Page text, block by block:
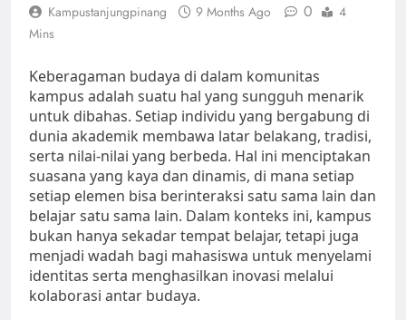
Kampustanjungpinang 9 Months Ago 0
4
Mins
Keberagaman budaya di dalam komunitas
kampus adalah suatu hal yang sungguh menarik
untuk dibahas. Setiap individu yang bergabung di
dunia akademik membawa latar belakang, tradisi,
serta nilai-nilai yang berbeda. Hal ini menciptakan
suasana yang kaya dan dinamis, di mana setiap
setiap elemen bisa berinteraksi satu sama lain dan
belajar satu sama lain. Dalam konteks ini, kampus
bukan hanya sekadar tempat belajar, tetapi juga
menjadi wadah bagi mahasiswa untuk menyelami
identitas serta menghasilkan inovasi melalui
kolaborasi antar budaya.